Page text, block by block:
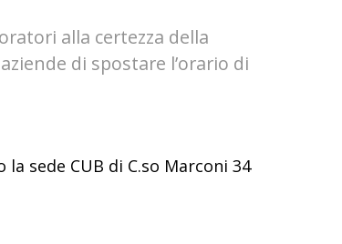
alla certezza della
di spostare l’orario di
sede CUB di C.so Marconi 34